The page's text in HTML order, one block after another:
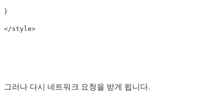
}
그러나 다시 네트워크 요청을 받게 됩니다.